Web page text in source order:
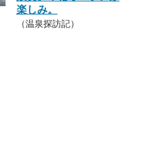
楽しみ。
（温泉探訪記）